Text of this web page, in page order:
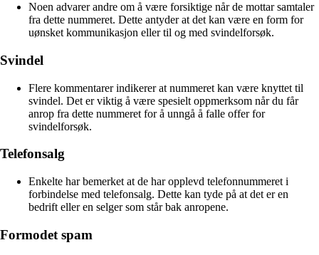
Noen advarer andre om å være forsiktige når de mottar samtaler
fra dette nummeret. Dette antyder at det kan være en form for
uønsket kommunikasjon eller til og med svindelforsøk.
Svindel
Flere kommentarer indikerer at nummeret kan være knyttet til
svindel. Det er viktig å være spesielt oppmerksom når du får
anrop fra dette nummeret for å unngå å falle offer for
svindelforsøk.
Telefonsalg
Enkelte har bemerket at de har opplevd telefonnummeret i
forbindelse med telefonsalg. Dette kan tyde på at det er en
bedrift eller en selger som står bak anropene.
Formodet spam